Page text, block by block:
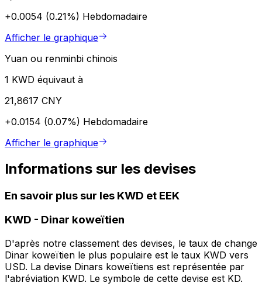
+0.0054 (0.21%) Hebdomadaire
Afficher le graphique
Yuan ou renminbi chinois
1 KWD équivaut à
21,8617 CNY
+0.0154 (0.07%) Hebdomadaire
Afficher le graphique
Informations sur les devises
En savoir plus sur les KWD et EEK
KWD - Dinar koweïtien
D'après notre classement des devises, le taux de change
Dinar koweïtien le plus populaire est le taux KWD vers
USD. La devise Dinars koweïtiens est représentée par
l'abréviation KWD. Le symbole de cette devise est KD.